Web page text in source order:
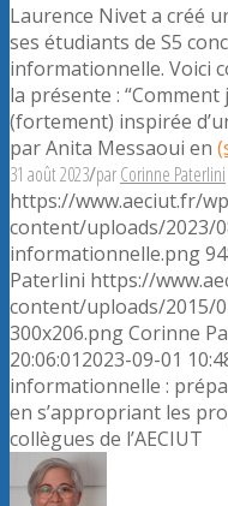
Laurence Nivet a créé
ses étudiants de S5
informationnelle. Voici
la présente : “Comment
(fortement) inspirée
par Anita Messaoui en
31 août 2023/parCorinne Paterlini
https://www.aeciut.fr/
content/uploads/2023/
informationnelle.png
Paterlini https://
content/uploads/2015/
300x206.pngCorinne
20:06:012023-09-01
informationnelle :
en s’appropriant les
collègues de l’AECIUT